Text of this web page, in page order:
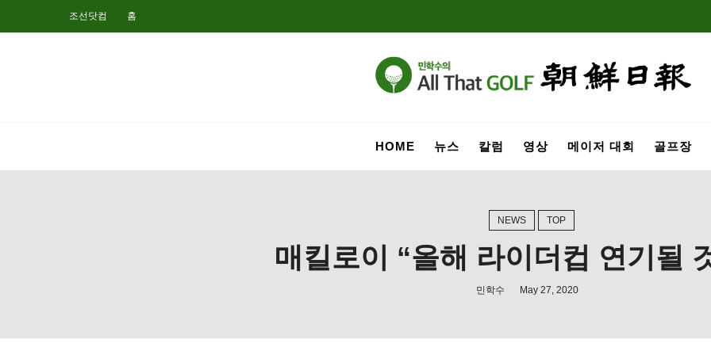
조선닷컴 홈
HOME 뉴스 칼럼 영상 메이저 대회 골프장
NEWS TOP
매킬로이 “올해 라이더컵 연기될
민학수 May 27, 2020